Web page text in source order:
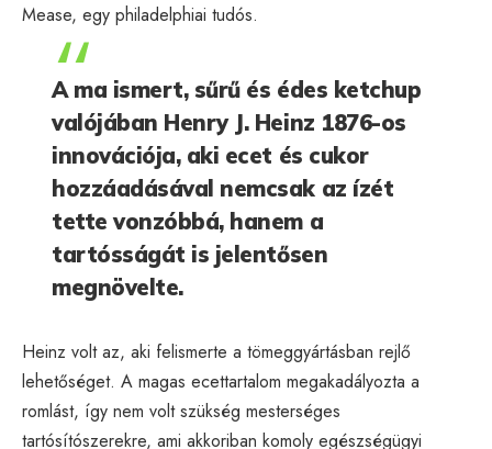
Mease, egy philadelphiai tudós.
A ma ismert, sűrű és édes ketchup
valójában Henry J. Heinz 1876-os
innovációja, aki ecet és cukor
hozzáadásával nemcsak az ízét
tette vonzóbbá, hanem a
tartósságát is jelentősen
megnövelte.
Heinz volt az, aki felismerte a tömeggyártásban rejlő
lehetőséget. A magas ecettartalom megakadályozta a
romlást, így nem volt szükség mesterséges
tartósítószerekre, ami akkoriban komoly egészségügyi